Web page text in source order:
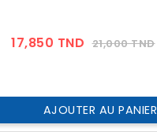
17,850 TND Prix
21,000 TND
AJOUTER AU PANIER